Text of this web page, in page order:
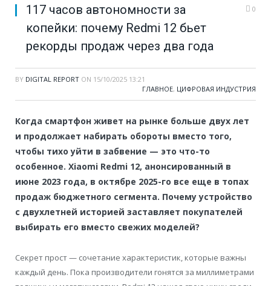
117 часов автономности за
копейки: почему Redmi 12 бьет
рекорды продаж через два года
0
BY DIGITAL REPORT ON 15/10/2025 13:21
ГЛАВНОЕ, ЦИФРОВАЯ ИНДУСТРИЯ
Когда смартфон живет на рынке больше двух лет
и продолжает набирать обороты вместо того,
чтобы тихо уйти в забвение — это что-то
особенное. Xiaomi Redmi 12, анонсированный в
июне 2023 года, в октябре 2025-го все еще в топах
продаж бюджетного сегмента. Почему устройство
с двухлетней историей заставляет покупателей
выбирать его вместо свежих моделей?
Секрет прост — сочетание характеристик, которые важны
каждый день. Пока производители гонятся за миллиметрами